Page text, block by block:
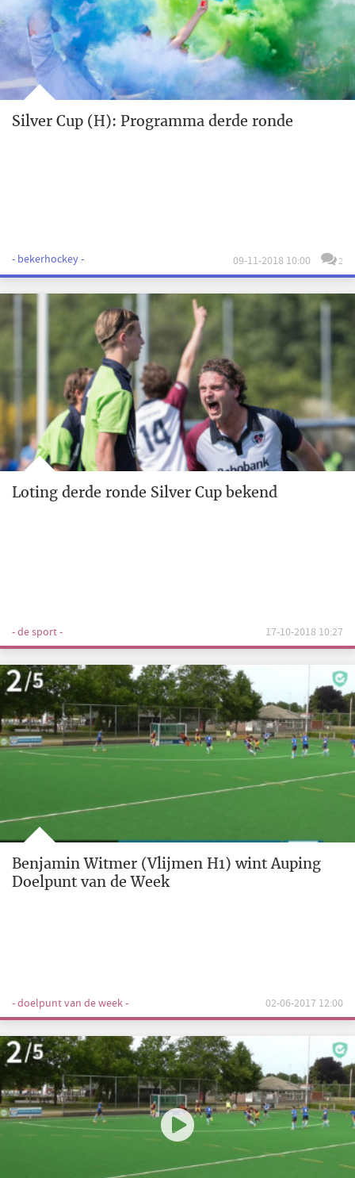
Silver Cup (H): Programma derde ronde
- bekerhockey - 09-11-2018 10:00 2
Loting derde ronde Silver Cup bekend
- de sport - 17-10-2018 10:27
Benjamin Witmer (Vlijmen H1) wint Auping
Doelpunt van de Week
- doelpunt van de week - 02-06-2017 12:00